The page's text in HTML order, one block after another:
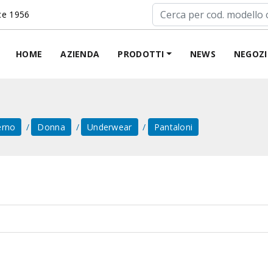
1956
HOME AZIENDA PRODOTTI NEWS NEGOZI
Donna Underwear Pantaloni